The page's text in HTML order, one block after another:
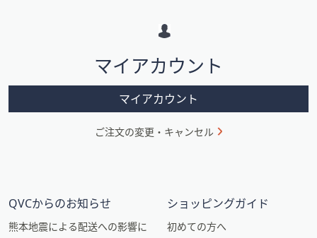
ン
マイアカウント
マイアカウント
ご注文の変更・キャンセル
QVCからのお知らせ
熊本地震による配送への影響に
ショッピングガイド
初めての方へ